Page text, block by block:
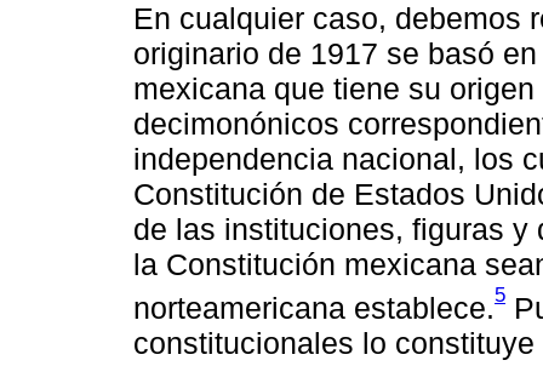
En cualquier caso, debemos
originario de 1917 se basó
mexicana que tiene su
decimonónicos
independencia nacional, los
Constitución de Estados
de las instituciones, figuras
la Constitución mexicana
norteamericana establece.5
constitucionales lo